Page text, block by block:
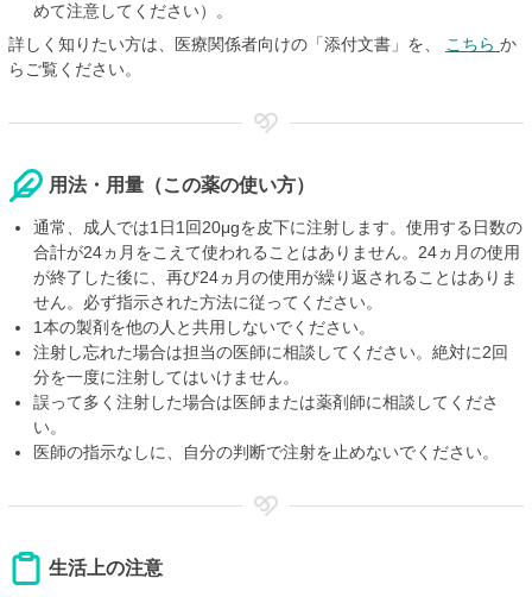
めて注意してください）。
詳しく知りたい方は、医療関係者向けの「添付文書」を、
こちら か
らご覧ください。
用法・用量（この薬の使い方）
通常、成人では1日1回20μgを皮下に注射します。使用する日数の
合計が24ヵ月をこえて使われることはありません。24ヵ月の使用
が終了した後に、再び24ヵ月の使用が繰り返されることはありま
せん。必ず指示された方法に従ってください。
1本の製剤を他の人と共用しないでください。
注射し忘れた場合は担当の医師に相談してください。絶対に2回
分を一度に注射してはいけません。
誤って多く注射した場合は医師または薬剤師に相談してくださ
い。
医師の指示なしに、自分の判断で注射を止めないでください。
生活上の注意